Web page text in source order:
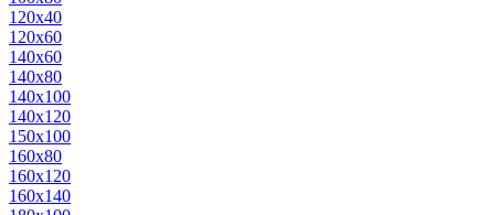
120х40
120х60
140х60
140х80
140х100
140х120
150х100
160х80
160х120
160х140